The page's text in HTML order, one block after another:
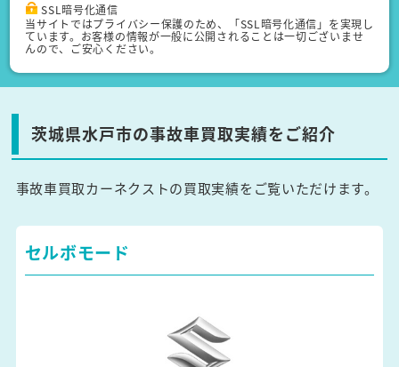
SSL暗号化通信
当サイトではプライバシー保護のため、「SSL暗号化通信」を実現し
ています。お客様の情報が一般に公開されることは一切ございませ
んので、ご安心ください。
茨城県水戸市の事故車買取実績をご紹介
事故車買取カーネクストの買取実績をご覧いただけます。
セルボモード